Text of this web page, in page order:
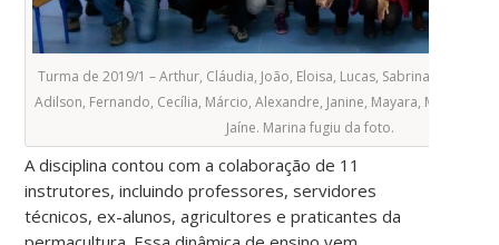
Turma de 2019/1 – Arthur, Cláudia, João, Eloisa, Lucas, Sabrina,
Adilson, Fernando, Cecília, Márcio, Alexandre, Janine, Mayara, Mariana,
Jaíne. Marina fugiu da foto.
A disciplina contou com a colaboração de 11
instrutores, incluindo professores, servidores
técnicos, ex-alunos, agricultores e praticantes da